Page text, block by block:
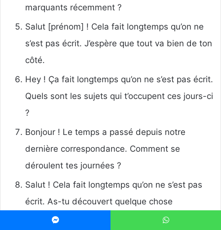
marquants récemment ?
Salut [prénom] ! Cela fait longtemps qu’on ne
s’est pas écrit. J’espère que tout va bien de ton
côté.
Hey ! Ça fait longtemps qu’on ne s’est pas écrit.
Quels sont les sujets qui t’occupent ces jours-ci
?
Bonjour ! Le temps a passé depuis notre
dernière correspondance. Comment se
déroulent tes journées ?
Salut ! Cela fait longtemps qu’on ne s’est pas
écrit. As-tu découvert quelque chose
d’intéressant récemment ?